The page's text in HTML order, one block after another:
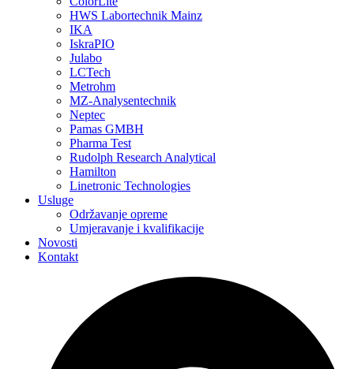
HWS Labortechnik Mainz
IKA
IskraPIO
Julabo
LCTech
Metrohm
MZ-Analysentechnik
Neptec
Pamas GMBH
Pharma Test
Rudolph Research Analytical
Hamilton
Linetronic Technologies
Usluge
Održavanje opreme
Umjeravanje i kvalifikacije
Novosti
Kontakt